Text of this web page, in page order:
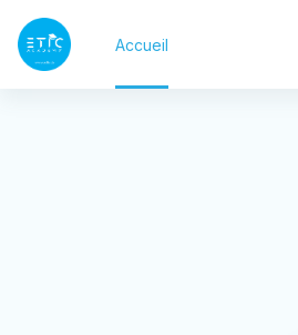
Passer au contenu principal
Accueil